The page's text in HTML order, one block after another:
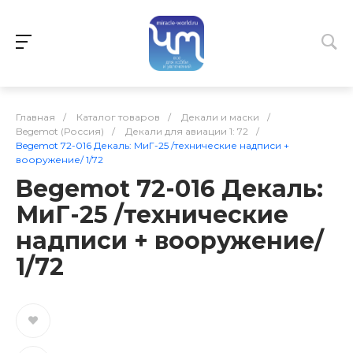
Главная / Каталог товаров / Декали и маски
/
Begemot (Россия)
/ Декали для авиации 1: 72
/
Begemot 72-016 Декаль: МиГ-25 /технические надписи +
вооружение/ 1/72
Begemot 72-016 Декаль:
МиГ-25 /технические
надписи + вооружение/
1/72